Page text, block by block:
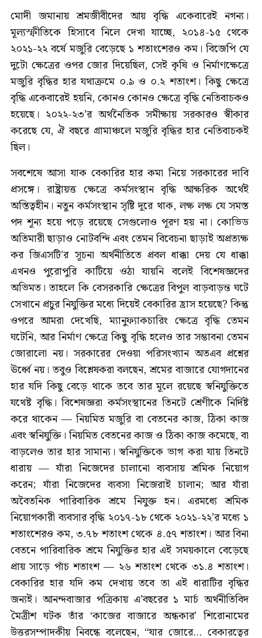
মোদী জমানায় শ্রমজীবীদের আয় বৃদ্ধি একেবারেই নগন্য।
মূল্যস্ফীতিকে হিসাবে নিলে দেখা যাচ্ছে, ২০১৪-১৫ থেকে
২০২১-২২ বর্ষে মজুরি বেড়েছে ১ শতাংশেরও কম। বিজেপি যে
দুটো ক্ষেত্রের ওপর জোর দিয়েছিল, সেই কৃষি ও নির্মাণক্ষেত্রে
মজুরি বৃদ্ধির হার যথাক্রমে ০.৯ ও ০.২ শতাংশ। কিছু ক্ষেত্রে
বৃদ্ধি একেবারেই হয়নি, কোনও কোনও ক্ষেত্রে বৃদ্ধি নেতিবাচকও
হয়েছে। ২০২২-২৩’র অর্থনৈতিক সমীক্ষায় সরকারও স্বীকার
করেছে যে, ঐ বছরে গ্রামাঞ্চলে মজুরি বৃদ্ধির হার নেতিবাচকই
ছিল।
সবশেষে আসা যাক বেকারির হার কমা নিয়ে সরকারের দাবি
প্রসঙ্গে। রাষ্ট্রায়ত্ত ক্ষেত্রে কর্মসংস্থান বৃদ্ধি আক্ষরিক অর্থেই
অস্তিত্বহীন। নতুন কর্মসংস্থান সৃষ্টি দূরে থাক, লক্ষ লক্ষ যে সমস্ত
পদ শূন্য হয়ে পড়ে রয়েছে সেগুলোও পূরণ হয় না। কোভিড
অতিমারী ছাড়াও নোটবন্দি এবং তেমন বিবেচনা ছাড়াই অপ্রত্যক্ষ
কর জিএসটি’র সূচনা অর্থনীতিতে প্রবল ধাক্কা দেয় যে ধাক্কা
এখনও পুরোপুরি কাটিয়ে ওঠা যায়নি বলেই বিশেষজ্ঞদের
অভিমত। তাহলে কি বেসরকারি ক্ষেত্রের বিপুল বাড়বাড়ন্ত ঘটে
সেখানে প্রচুর নিযুক্তির মধ্যে দিয়েই বেকারির হ্রাস হয়েছে? কিন্তু
ওপরে আমরা দেখেছি, ম্যানুফ্যাকচারিং ক্ষেত্রে বৃদ্ধি তেমন
ঘটেনি, আর নির্মাণ ক্ষেত্রে কিছু বৃদ্ধি হলেও তার সম্ভাবনা তেমন
জোরালো নয়। সরকারের দেওয়া পরিসংখ্যান অতএব প্রশ্নের
ঊর্ধ্বে নয়। তবুও বিশ্লেষকরা বলছেন, শ্রমের বাজারে যোগদানের
হার যদি কিছু বেড়ে থাকে তবে তার মূলে রয়েছে স্বনিযুক্তিতে
যথেষ্ট বৃদ্ধি। বিশেষজ্ঞরা কর্মসংস্থানের তিনটে শ্রেণীকে নির্দিষ্ট
করে থাকেন — নিয়মিত মজুরি বা বেতনের কাজ, ঠিকা কাজ
এবং স্বনিযুক্তি। নিয়মিত বেতনের কাজ ও ঠিকা কাজ কমেছে, বা
বাড়লেও তার হার সামান্য। স্বনিযুক্তিকে ভাগ করা যায় তিনটে
ধারায় — যাঁরা নিজেদের চালানো ব্যবসায় শ্রমিক নিয়োগ
করেন; যাঁরা নিজেদের ব্যবসা নিজেরাই চালান; আর যাঁরা
অবৈতনিক পারিবারিক শ্রমে নিযুক্ত হন। এরমধ্যে শ্রমিক
নিয়োগকারী ব্যবসার বৃদ্ধি ২০১৭-১৮ থেকে ২০২১-২২’র মধ্যে ১
শতাংশেরও কম, ৩.৭৮ শতাংশ থেকে ৪.৫৭ শতাংশ। আর বিনা
বেতনে পারিবারিক শ্রমে নিযুক্তির হার এই সময়কালে বেড়েছে
প্রায় সাড়ে পাঁচ শতাংশ — ২৬ শতাংশ থেকে ৩১.৪ শতাংশ।
বেকারির হার যদি কম দেখায় তবে তা এই ধারাটির বৃদ্ধির
জন্যই। আনন্দবাজার পত্রিকায় এ’বছরের ১ মার্চ অর্থনীতিবিদ
মৈত্রীশ ঘটক তাঁর ‘কাজের বাজারে অন্ধকার’ শিরোনামের
উত্তরসম্পাদকীয় নিবন্ধে বলেছেন, “যার জোরে... বেকারত্বের